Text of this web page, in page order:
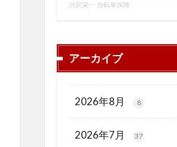
渋沢栄一 自転車保険
アーカイブ
2026年8月 8
2026年7月 37